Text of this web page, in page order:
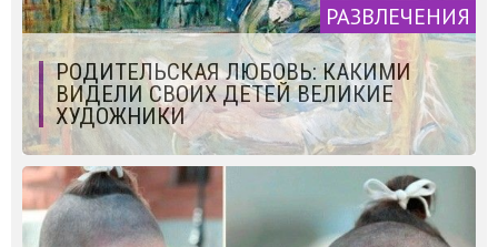
РАЗВЛЕЧЕНИЯ
РОДИТЕЛЬСКАЯ ЛЮБОВЬ: КАКИМИ
ВИДЕЛИ СВОИХ ДЕТЕЙ ВЕЛИКИЕ
ХУДОЖНИКИ